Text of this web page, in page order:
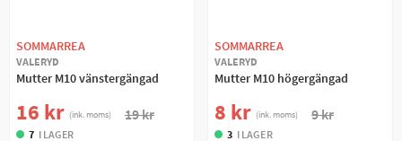
SOMMARREA
VALERYD
Mutter M10 vänstergängad
16 kr (ink. moms) 19 kr
7 I LAGER
SOMMARREA
VALERYD
Mutter M10 högergängad
8 kr (ink. moms) 9 kr
3 I LAGER